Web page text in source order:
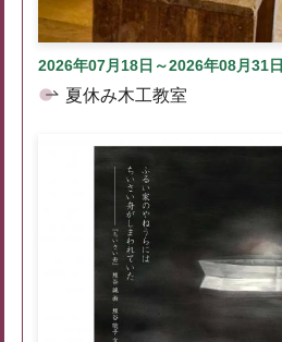
2026年07月18日～2026年08月31日
夏休み木工教室